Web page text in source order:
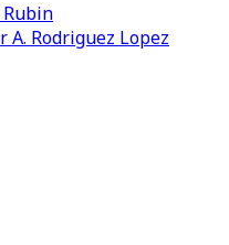
Rubin
A. Rodriguez Lopez